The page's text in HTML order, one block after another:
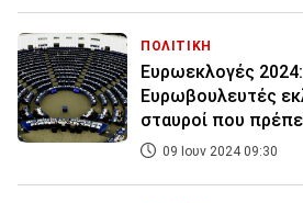
ΠΟΛΙΤΙΚΗ
Ευρωεκλογές
Ευρωβουλευτές
σταυροί που
09 Ιουν 2024 09:30